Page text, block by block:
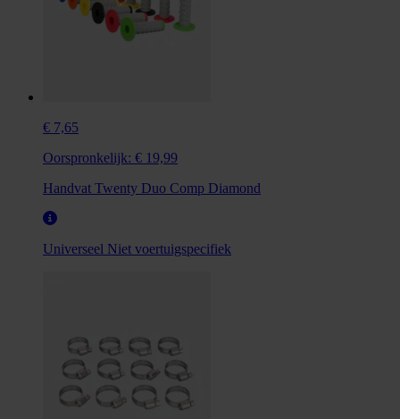
€ 7,65
Oorspronkelijk: € 19,99
Handvat Twenty Duo Comp Diamond
Universeel Niet voertuigspecifiek